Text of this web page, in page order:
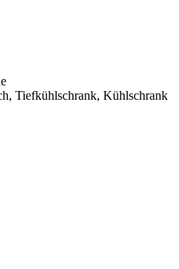
Tiefkühlschrank, Kühlschrank